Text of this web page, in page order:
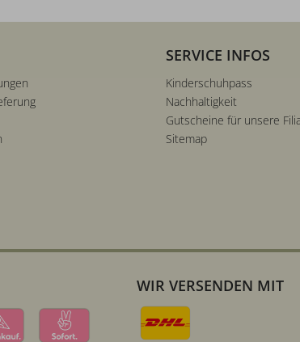
SERVICE INFOS
Kinderschuhpass
Nachhaltigkeit
Gutscheine für unsere
Sitemap
WIR VERSENDEN MIT